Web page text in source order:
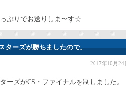
ぷりでお送りしま〜す☆
ターズが勝ちましたので。
2017年10月24
ーズがCS・ファイナルを制しました。